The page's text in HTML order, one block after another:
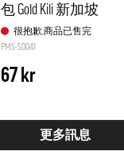
包 Gold Kili 新加坡
很抱歉,商品已售完
PMS-S0041
67 kr
更多訊息